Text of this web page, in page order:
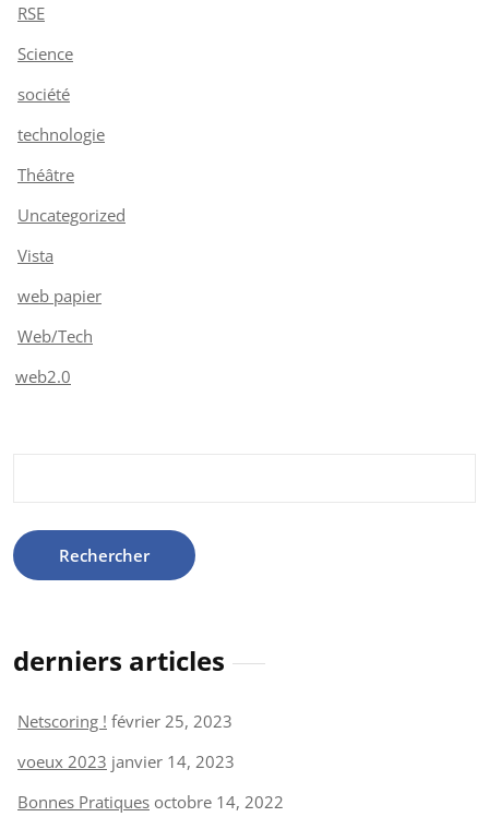
RSE
Science
société
technologie
Théâtre
Uncategorized
Vista
web papier
Web/Tech
web2.0
derniers articles
Netscoring ! février 25, 2023
voeux 2023 janvier 14, 2023
Bonnes Pratiques octobre 14, 2022